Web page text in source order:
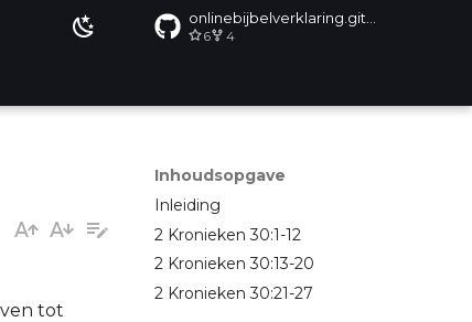
6 4
Inhoudsopgave
Inleiding
2 Kronieken 30:1-12
2 Kronieken 30:13-20
2 Kronieken 30:21-27
tot